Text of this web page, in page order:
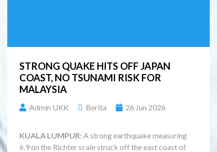
STRONG QUAKE HITS OFF JAPAN
COAST, NO TSUNAMI RISK FOR
MALAYSIA
Admin UKK Berita 26 Jun 2026
KUALA LUMPUR: A strong earthquake measuring
6.9 on the Richter scale struck off the east coast of